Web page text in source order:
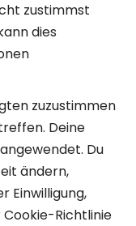
zustimmst
dies
zuzustimmen
Deine
Du
ändern,
Einwilligung,
Richtlinie
Zuckerl mit Logo